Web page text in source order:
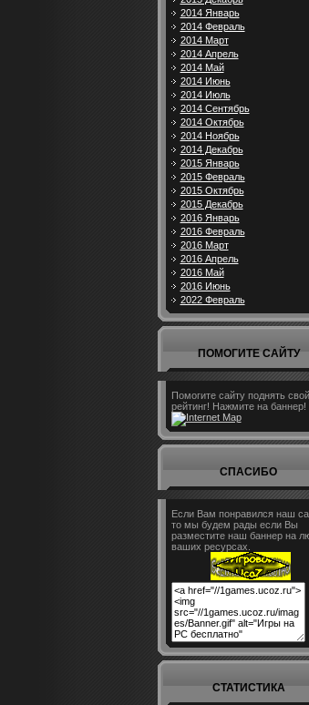
2014 Январь
2014 Февраль
2014 Март
2014 Апрель
2014 Май
2014 Июнь
2014 Июль
2014 Сентябрь
2014 Октябрь
2014 Ноябрь
2014 Декабрь
2015 Январь
2015 Февраль
2015 Октябрь
2015 Декабрь
2016 Январь
2016 Февраль
2016 Март
2016 Апрель
2016 Май
2016 Июнь
2022 Февраль
ПОМОГИТЕ САЙТУ
Помогите сайту поднять свой
рейтинг! Нажмите на баннер!
СПАСИБО
Если Вам понравился наш
то мы будем рады если Вы
разместите наш баннер на
ваших ресурсах.
СТАТИСТИКА